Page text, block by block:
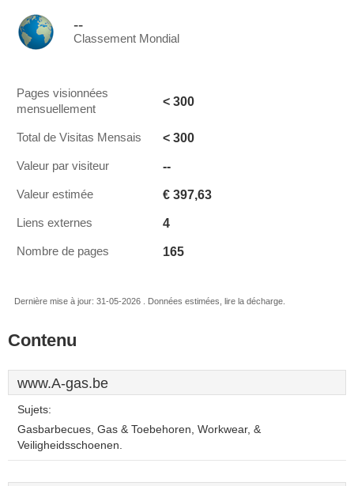
--
Classement Mondial
Pages visionnées
mensuellement
< 300
Total de Visitas Mensais < 300
Valeur par visiteur --
Valeur estimée € 397,63
Liens externes 4
Nombre de pages 165
Dernière mise à jour: 31-05-2026 . Données estimées, lire la décharge.
Contenu
www.A-gas.be
Sujets:
Gasbarbecues, Gas & Toebehoren, Workwear, &
Veiligheidsschoenen.